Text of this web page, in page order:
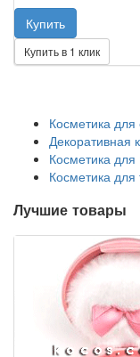
Купить в 1 клик
Косметика для
Декоративная
Косметика для
Косметика для
Лучшие товары